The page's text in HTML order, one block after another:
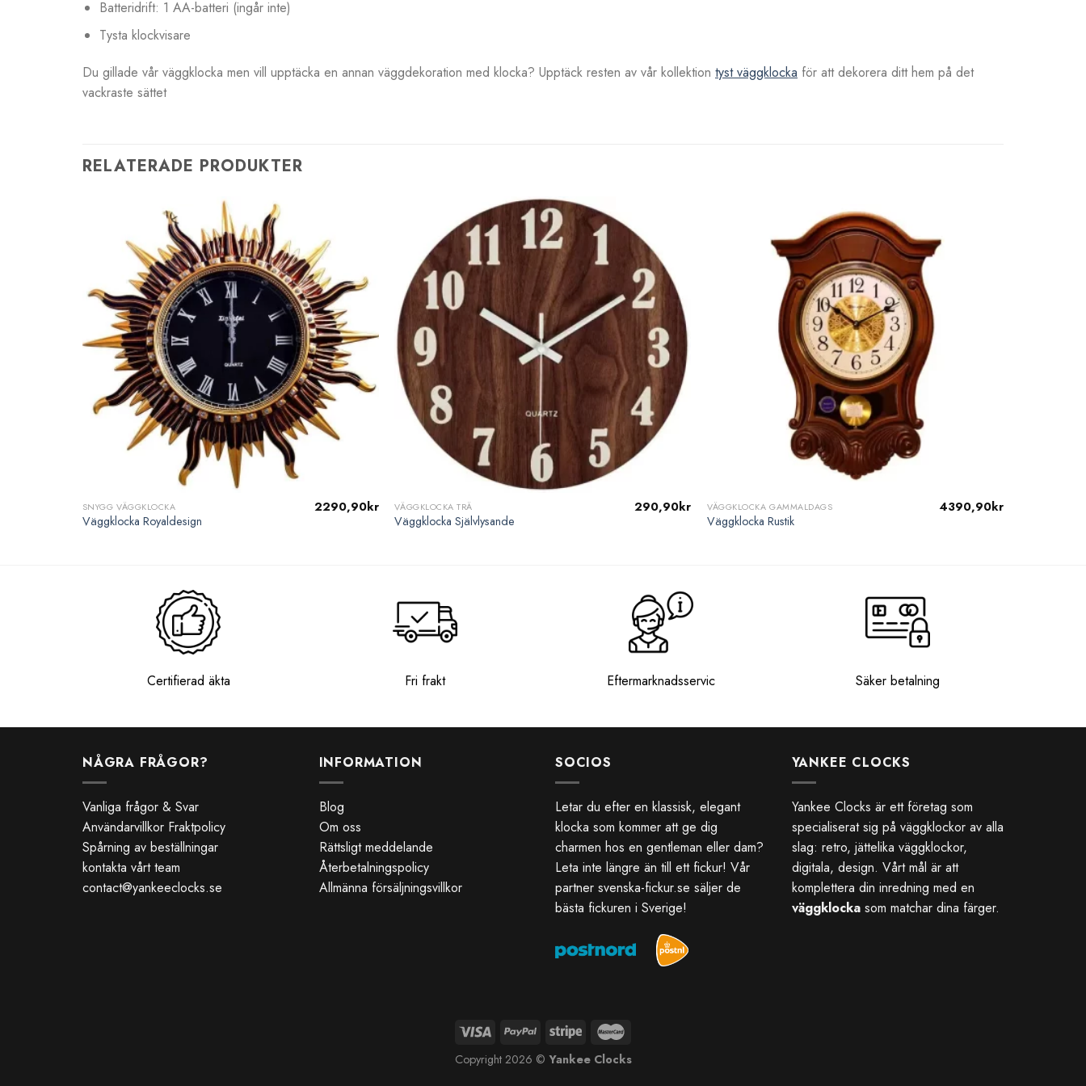
Batteridrift: 1 AA-batteri (ingår inte)
Tysta klockvisare
Du gillade vår väggklocka men vill upptäcka en annan väggdekoration med klocka? Upptäck resten av vår kollektion tyst väggklocka för att dekorera ditt hem på det
vackraste sättet
RELATERADE PRODUKTER
SNYGG VÄGGKLOCKA
Väggklocka Royaldesign
2290,90kr VÄGGKLOCKA TRÄ
Väggklocka Självlysande
290,90kr VÄGGKLOCKA GAMMALDAGS
Väggklocka Rustik
4390,90kr
Certifierad äkta Fri frakt Eftermarknadsservic Säker betalning
NÅGRA FRÅGOR?
Vanliga frågor & Svar
Användarvillkor Fraktpolicy
Spårning av beställningar
kontakta vårt team
contact@yankeeclocks.se
INFORMATION
Blog
Om oss
Rättsligt meddelande
Återbetalningspolicy
Allmänna försäljningsvillkor
SOCIOS
Letar du efter en klassisk, elegant
klocka som kommer att ge dig
charmen hos en gentleman eller dam?
Leta inte längre än till ett fickur! Vår
partner svenska-fickur.se säljer de
bästa fickuren i Sverige!
YANKEE CLOCKS
Yankee Clocks är ett företag som
specialiserat sig på väggklockor av alla
slag: retro, jättelika väggklockor,
digitala, design. Vårt mål är att
komplettera din inredning med en
väggklockasom matchar dina färger.
Copyright 2026 © Yankee Clocks